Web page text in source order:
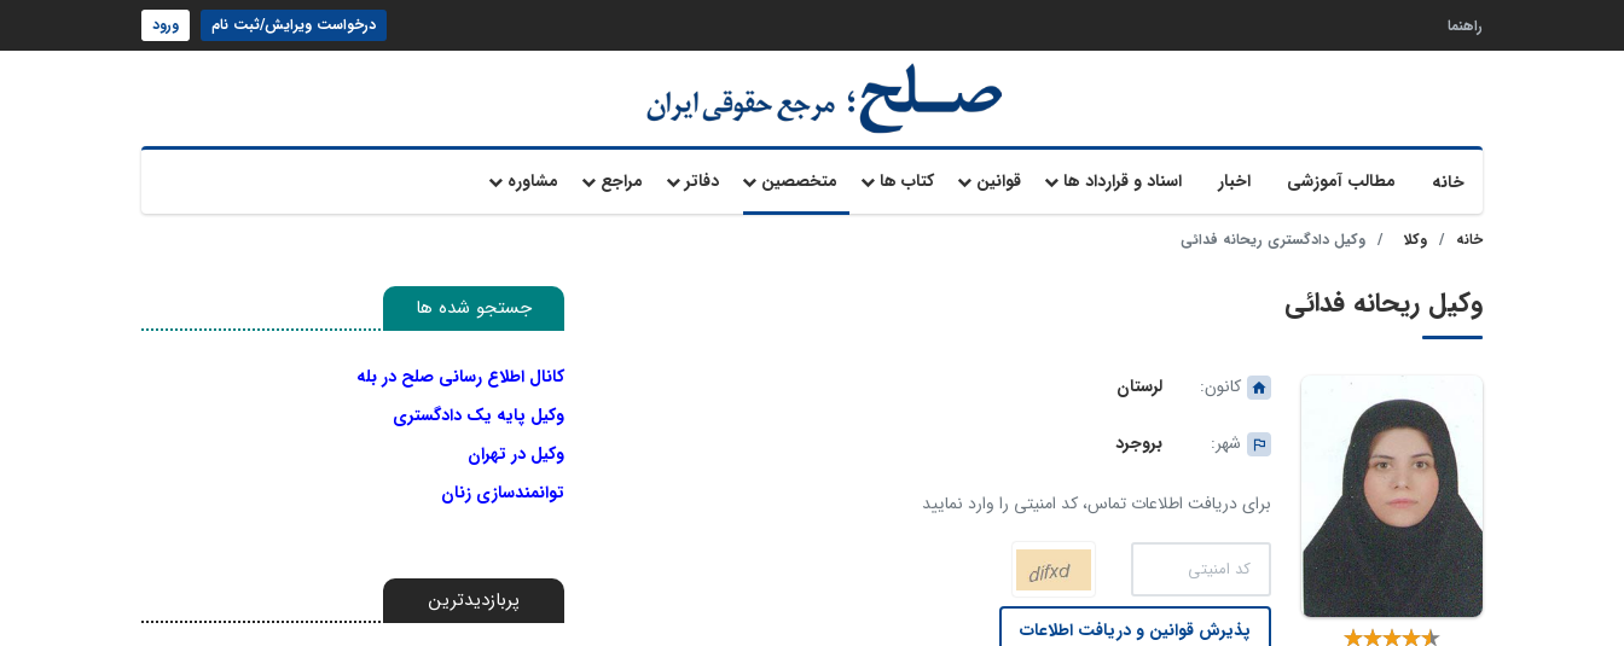
راهنما درخواست ویرایش/ثبت نام ورود
خانه مطالب آموزشی اخبار اسناد و قرارداد ها قوانین کتاب ها متخصصین دفاتر مراجع مشاوره
خانه وکلا وکیل دادگستری ریحانه فدائی
وکیل ریحانه فدائی
کانون: لرستان
شهر: بروجرد
برای دریافت اطلاعات تماس، کد امنیتی را وارد نمایید
پذیرش قوانین و دریافت اطلاعات
جستجو شده ها
کانال اطلاع رسانی صلح در بله
وکیل پایه یک دادگستری
وکیل در تهران
توانمندسازی زنان
پربازدیدترین